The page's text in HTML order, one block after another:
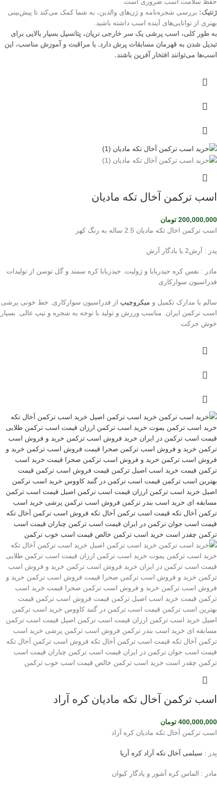
ژنتیک: بررسی شجره‌نامه و ژن‌های والدین، به شما کمک می‌کند تا پیش‌بینی
بهتری از توانایی‌های آینده اسب داشته باشید.
به طور کلی، اسب پرشی یک سر خارجی نریان، پتانسیل بسیار بالایی برای
تبدیل شدن به قهرمان مسابقات پرش دارد. با مراقبت و آموزش مناسب، این
اسب‌ها می‌توانند افتخار آفرین باشند.
اسب ترکمن آخال تکه مادیان
200,000,000 تومان
اسب ترکمن اخال تکه مادیان 2.5 ساله به رنگ کهر
پدر : آرش2 یا یادگار آرش
مادر : نفس کره حیدربابا و ژولیت. حیدربابا کره سمند و گل توسن از تولیدات
فدراسیون سوارکاری
سالم با مدارک تکمیل و میکروچیپ از فدراسیون سوارکاری. خط خونی پرشی
اسب ترکمن ایران. مناسب ورزش و تولید با توجه به شجره و تیپ عالی. بسیار
خوش حرکت
اسب ترکمن آخال تکه مادیان کره آراد
400,000,000 تومان
اسب ترکمن آخال تکه مادیان کره آراد
پدر : سیلمی آخال تکه آراد کره آریا
مادر : الماس کره آشور و یادگار کیوان